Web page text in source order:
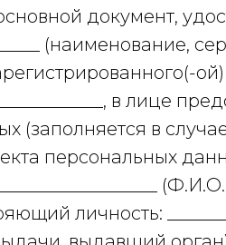
документ,
(наименование,
в лице
(заполняется в
персональных
личность: